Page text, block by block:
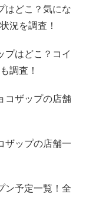
はどこ？気にな
況を調査！
プはどこ？コイ
調査！
コザップの店舗
ザップの店舗一
ン予定一覧！全